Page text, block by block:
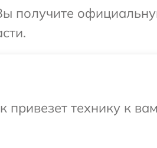
получите
технику к